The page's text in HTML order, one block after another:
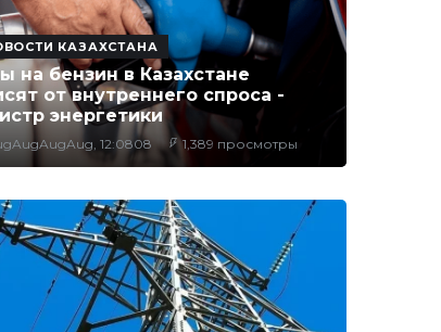
КАЗАХСТАНА
на бензин в Казахстане
от внутреннего спроса -
энергетики
12:0808 1,389 просмотры